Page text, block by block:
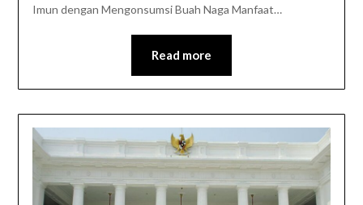
Imun dengan Mengonsumsi Buah Naga Manfaat…
Read more